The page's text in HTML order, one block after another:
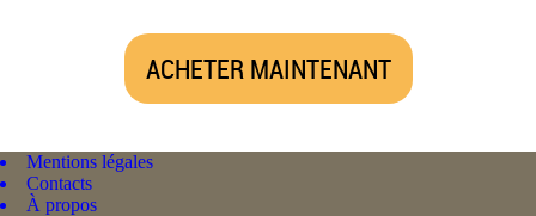
ACHETER MAINTENANT
Mentions légales
Contacts
À propos